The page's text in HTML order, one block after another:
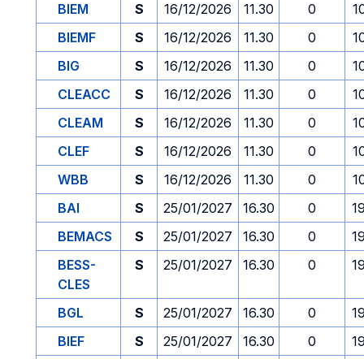
BIEM
S 16/12/2026 11.30 0
BIEMF
S 16/12/2026 11.30 0
BIG
S 16/12/2026 11.30 0
CLEACC
S 16/12/2026 11.30 0
CLEAM
S 16/12/2026 11.30 0
CLEF
S 16/12/2026 11.30 0
WBB
S 16/12/2026 11.30 0
BAI
S 25/01/2027 16.30 0
BEMACS
S 25/01/2027 16.30 0
BESS-
CLES
S 25/01/2027 16.30 0
BGL S 25/01/2027 16.30 0
BIEF
S 25/01/2027 16.30 0